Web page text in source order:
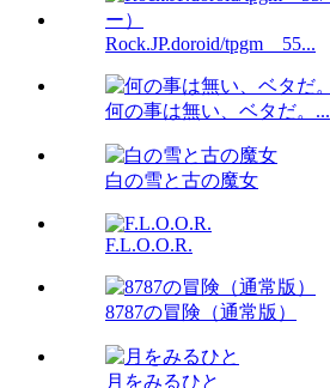
Rock.JP.doroid/tpgm__55...
何の事は無い、ベタだ。...
白の雪と古の魔女
F.L.O.O.R.
8787の冒険（通常版）
月をみるひと